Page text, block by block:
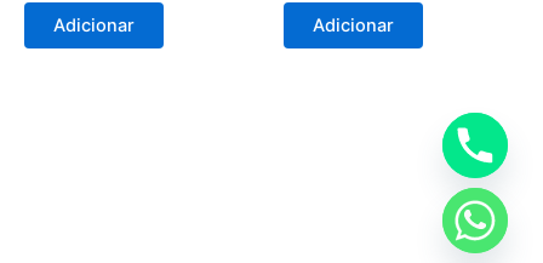
Adicionar Adicionar